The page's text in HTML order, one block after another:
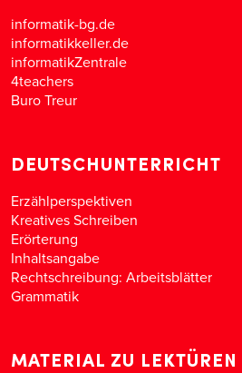
informatik-bg.de
informatikkeller.de
informatikZentrale
4teachers
Buro Treur
DEUTSCHUNTERRICHT
Erzählperspektiven
Kreatives Schreiben
Erörterung
Inhaltsangabe
Rechtschreibung: Arbeitsblätter
Grammatik
MATERIAL ZU LEKTÜREN